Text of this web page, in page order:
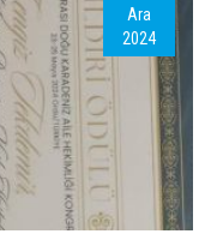
Ara
2024